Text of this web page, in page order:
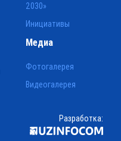
2030»
Инициативы
Медиа
Фотогалерея
Видеогалерея
Разработка: